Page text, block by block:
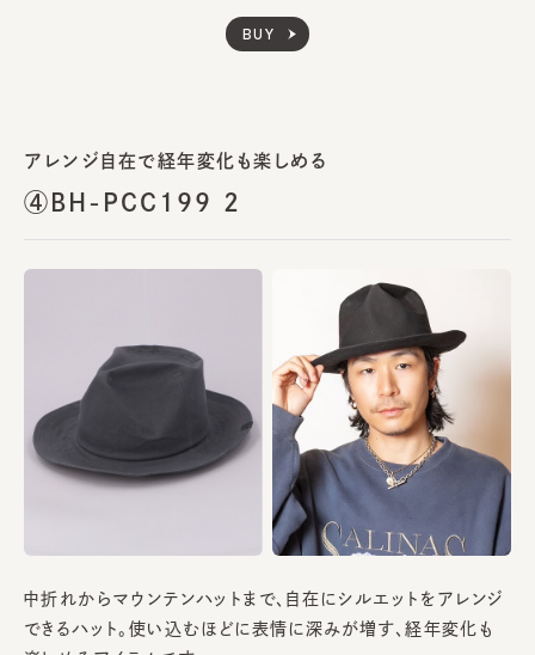
BUY
アレンジ自在で経年変化も楽しめる
④BH-PCC199 2
中折れからマウンテンハットまで、自在にシルエットをアレンジ
できるハット。使い込むほどに表情に深みが増す、経年変化も